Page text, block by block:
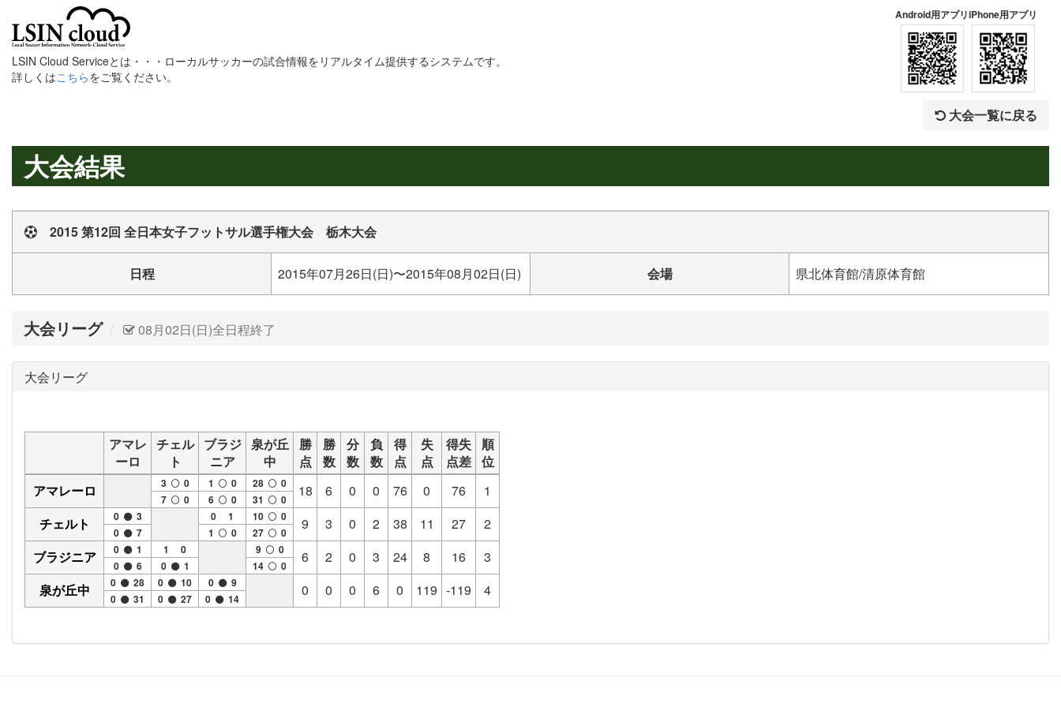
LSIN Cloud Serviceとは・・・ローカルサッカーの試合情報をリアルタイム提供するシステムです。
詳しくはこちらをご覧ください。
Android用アプリiPhone用アプリ
大会一覧に戻る
大会結果
2015 第12回 全日本女子フットサル選手権大会 栃木大会
日程 2015年07月26日(日)〜2015年08月02日(日) 会場 県北体育館/清原体育館
大会リーグ 08月02日(日)全日程終了
大会リーグ
アマレ
ーロ
チェル
ト
ブラジ
ニア
泉が丘
中
勝
点
勝
数
分
数
負
数
得
点
失
点
得失
点差
順
位
アマレーロ
3
0
7
0
1
0
6
0
28
0
31
0 18 6 0 0 76 0 76
1
チェルト
0
3
0
7
0 1
1
0
10
0
27
0 9 3 0 2 38 11 27
2
ブラジニア
0
1
0
6
1 0
0
1
9
0
14
0 6 2 0 3 24 8 16
3
泉が丘中
0
28
0
31
0
10
0
27
0
9
0
14 0 0 0 6 0 119 -119 4